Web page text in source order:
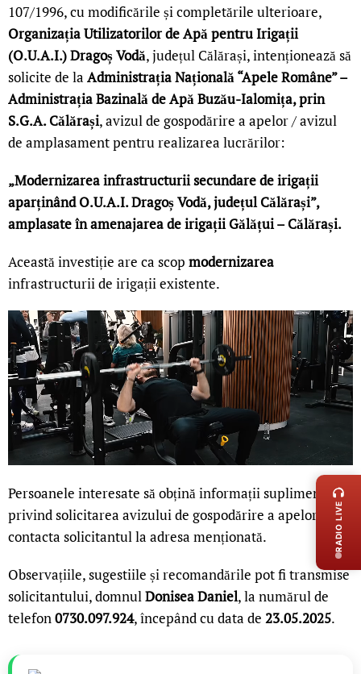
107/1996, cu modificările și completările ulterioare,
Organizația Utilizatorilor de Apă pentru Irigații
(O.U.A.I.) Dragoș Vodă, județul Călărași, intenționează să
solicite de la Administrația Națională “Apele Române” –
Administrația Bazinală de Apă Buzău-Ialomița, prin
S.G.A. Călărași, avizul de gospodărire a apelor / avizul
de amplasament pentru realizarea lucrărilor:
„Modernizarea infrastructurii secundare de irigații
aparținând O.U.A.I. Dragoș Vodă, județul Călărași”,
amplasate în amenajarea de irigații Gălățui – Călărași.
Această investiție are ca scop modernizarea
infrastructurii de irigații existente.
Persoanele interesate să obțină informații suplimentare
privind solicitarea avizului de gospodărire a apelor pot
contacta solicitantul la adresa menționată.
Observațiile, sugestiile și recomandările pot fi transmise
solicitantului, domnulDonisea Daniel, la numărul de
telefon0730.097.924, începând cu data de 23.05.2025.
RADIO LIVE